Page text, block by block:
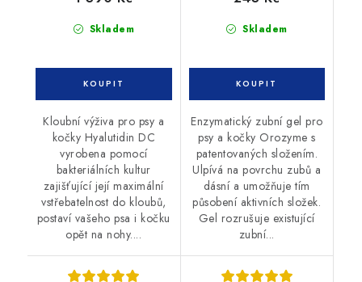
Skladem
Kloubní výživa pro psy a
kočky Hyalutidin DC
vyrobena pomocí
bakteriálních kultur
zajišťující její maximální
vstřebatelnost do kloubů,
postaví vašeho psa i kočku
opět na nohy....
Skladem
Enzymatický zubní gel pro
psy a kočky Orozyme s
patentovaných složením.
Ulpívá na povrchu zubů a
dásní a umožňuje tím
působení aktivních složek.
Gel rozrušuje existující
zubní...